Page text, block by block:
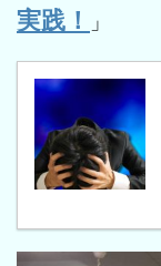
実践！
」